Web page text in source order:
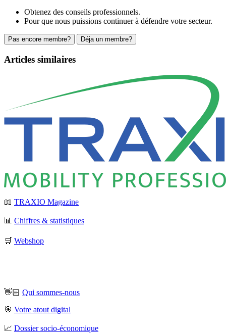
Obtenez des conseils professionnels.
Pour que nous puissions continuer à défendre votre secteur.
Pas encore membre? Déja un membre?
Articles similaires
📖 TRAXIO Magazine
📊 Chiffres & statistiques
🛒 Webshop
👋🏻 Qui sommes-nous
🎯 Votre atout digital
📈 Dossier socio-économique